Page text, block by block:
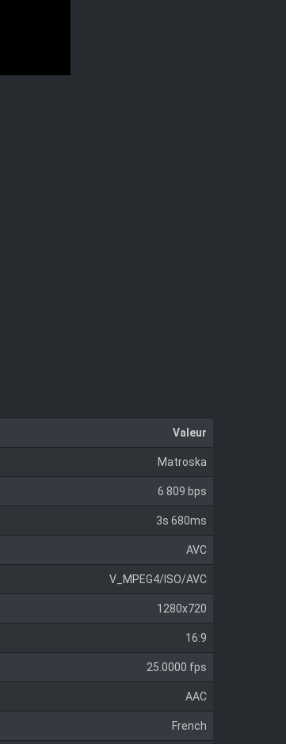
Valeur
Matroska
6 809 bps
3s 680ms
AVC
V_MPEG4/ISO/AVC
1280x720
16:9
25.0000 fps
AAC
French